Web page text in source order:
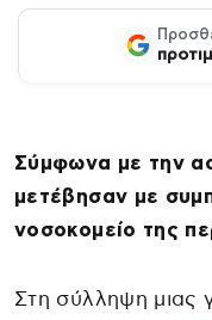
Σύμφωνα με την
μετέβησαν με
νοσοκομείο της
Στη σύλληψη μιας